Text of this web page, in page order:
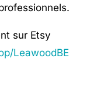
sur Etsy
LeawoodBE